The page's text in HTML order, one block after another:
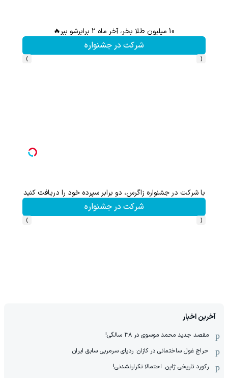
10 میلیون طلا بخر، آخر ماه 2 برابرشو ببر🔥
شرکت در جشنواره
‹
›
با شرکت در جشنواره زاگرس، دو برابر سپرده خود را دریافت کنید
شرکت در جشنواره
‹
›
آخرین اخبار
مقصد جدید محمد موسوی در ٣٨ سالگی!
حراج غول ساختمانی در کازان: ردپای سرمربی سابق ایران
رکورد تاریخی ژاپن: احتمالا تکرارنشدنی!